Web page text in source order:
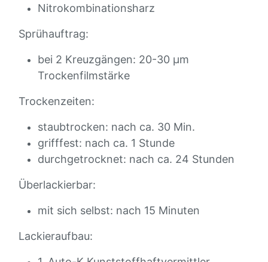
Nitrokombinationsharz
Sprühauftrag:
bei 2 Kreuzgängen: 20-30 µm
Trockenfilmstärke
Trockenzeiten:
staubtrocken: nach ca. 30 Min.
grifffest: nach ca. 1 Stunde
durchgetrocknet: nach ca. 24 Stunden
Überlackierbar:
mit sich selbst: nach 15 Minuten
Lackieraufbau: